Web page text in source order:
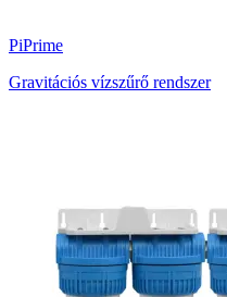
PiPrime
Gravitációs vízszűrő rendszer